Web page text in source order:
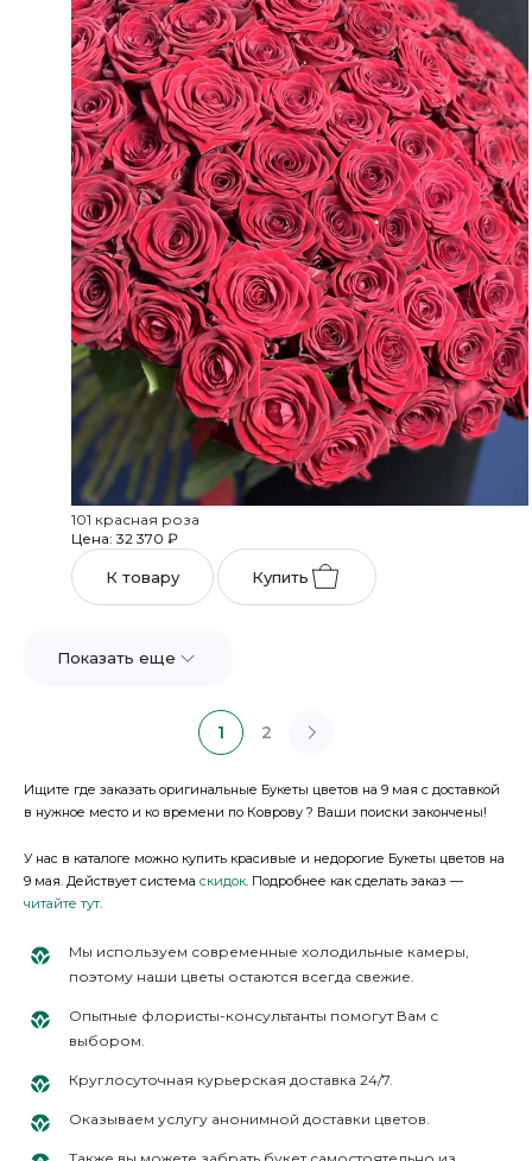
101 красная роза
Цена: 32 370 ₽
К товару Купить
Показать еще
1 2
Ищите где заказать оригинальные Букеты цветов на 9 мая с доставкой
в нужное место и ко времени по Коврову ? Ваши поиски закончены!
У нас в каталоге можно купить красивые и недорогие Букеты цветов на
9 мая. Действует система скидок. Подробнее как сделать заказ —
читайте тут.
Мы используем современные холодильные камеры,
поэтому наши цветы остаются всегда свежие.
Опытные флористы-консультанты помогут Вам с
выбором.
Круглосуточная курьерская доставка 24/7.
Оказываем услугу анонимной доставки цветов.